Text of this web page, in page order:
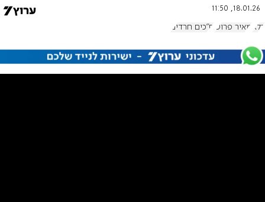
18.01.26, 11:50
כלא מאיר פרוש ח"כים חרדים